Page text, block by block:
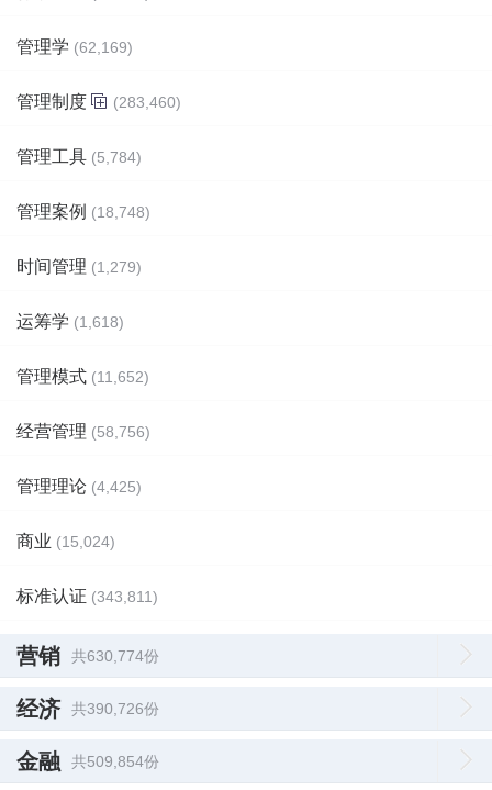
管理学 (62,169)
管理制度 (283,460)
管理工具 (5,784)
管理案例 (18,748)
时间管理 (1,279)
运筹学 (1,618)
管理模式 (11,652)
经营管理 (58,756)
管理理论 (4,425)
商业 (15,024)
标准认证 (343,811)
营销 共630,774份
经济 共390,726份
金融 共509,854份